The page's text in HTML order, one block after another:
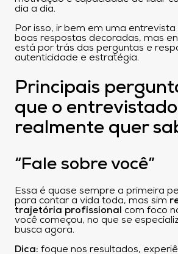
dia a dia.
Por isso, ir bem em uma
boas respostas decoradas, mas
está por trás das perguntas e
autenticidade e estratégia.
Principais
que o
realmente quer
“Fale sobre você”
Essa é quase sempre a primeira
para contar a vida toda, mas sim
trajetória profissional
com foco
você começou, no que se
busca agora.
Dica: foque nos resultados,